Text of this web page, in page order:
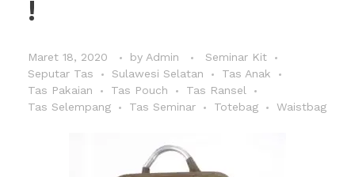
!
Maret 18, 2020 by Admin
Seminar Kit
Seputar Tas
Sulawesi Selatan
Tas Anak
Tas Pakaian
Tas Pouch
Tas Ransel
Tas Selempang
Tas Seminar Totebag Waistbag